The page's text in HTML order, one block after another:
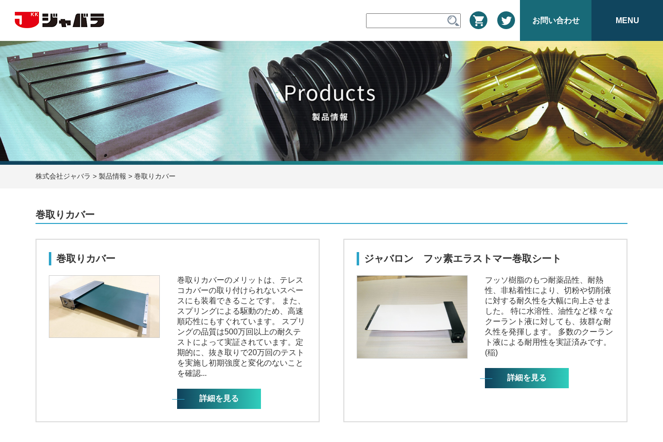
お問い合わせ MENU
株式会社ジャバラ > 製品情報 > 巻取りカバー
巻取りカバー
巻取りカバー
巻取りカバーのメリットは、テレス
コカバーの取り付けられないスペー
スにも装着できることです。 また、
スプリングによる駆動のため、高速
順応性にもすぐれています。 スプリ
ングの品質は500万回以上の耐久テ
ストによって実証されています。定
期的に、抜き取りで20万回のテスト
を実施し初期強度と変化のないこと
を確認...
詳細を見る
ジャバロン フッ素エラストマー巻取シート
フッソ樹脂のもつ耐薬品性、耐熱
性、非粘着性により、切粉や切削液
に対する耐久性を大幅に向上させま
した。 特に水溶性、油性など様々な
クーラント液に対しても、抜群な耐
久性を発揮します。 多数のクーラン
ト液による耐用性を実証済みです。
(稲)
詳細を見る